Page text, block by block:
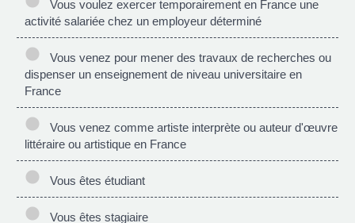
Vous voulez exercer temporairement en France une
activité salariée chez un employeur déterminé
Vous venez pour mener des travaux de recherches ou
dispenser un enseignement de niveau universitaire en
France
Vous venez comme artiste interprète ou auteur d'œuvre
littéraire ou artistique en France
Vous êtes étudiant
Vous êtes stagiaire